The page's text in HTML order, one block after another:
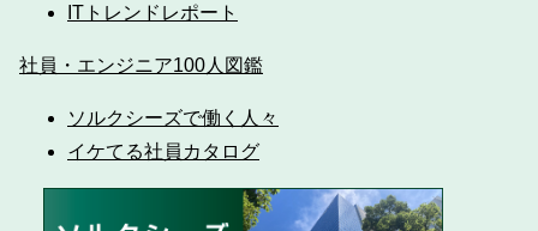
ITトレンドレポート
社員・エンジニア100人図鑑
ソルクシーズで働く人々
イケてる社員カタログ